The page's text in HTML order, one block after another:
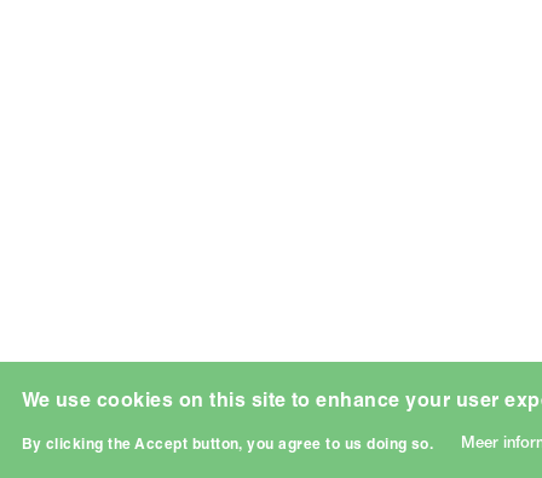
We use cookies on this site to enhance your user
By clicking the Accept button, you agree to us doing so. Meer